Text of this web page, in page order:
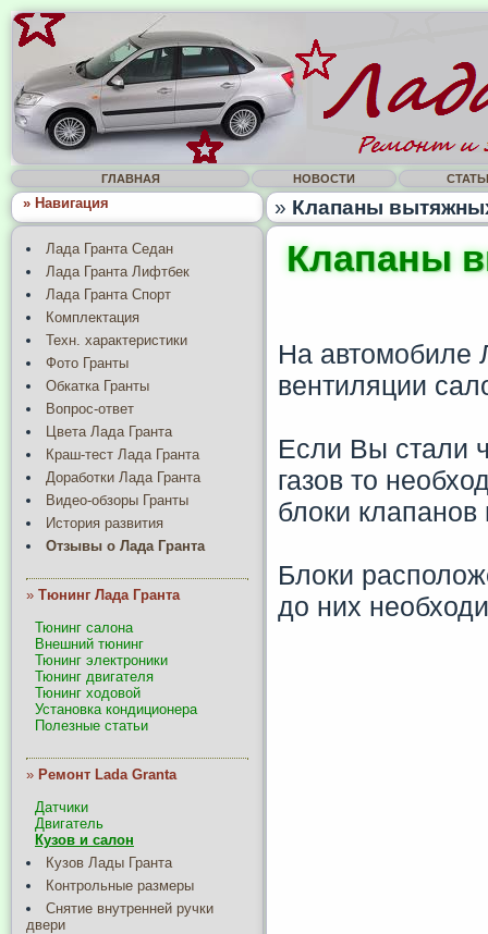
ГЛАВНАЯ НОВОСТИ
» Навигация » Клапаны
Лада Гранта Седан
Лада Гранта Лифтбек
Лада Гранта Спорт
Комплектация
Техн. характеристики
Фото Гранты
Обкатка Гранты
Вопрос-ответ
Цвета Лада Гранта
Краш-тест Лада Гранта
Доработки Лада Гранта
Видео-обзоры Гранты
История развития
Отзывы о Лада Гранта
» Тюнинг Лада Гранта
Тюнинг салона
Внешний тюнинг
Тюнинг электроники
Тюнинг двигателя
Тюнинг ходовой
Установка кондиционера
Полезные статьи
» Ремонт Lada Granta
Датчики
Двигатель
Кузов и салон
Кузов Лады Гранта
Контрольные размеры
Снятие внутренней ручки
двери
Клапаны
На автомобиле
вентиляции
Если Вы стали
газов то
блоки
Блоки
до них